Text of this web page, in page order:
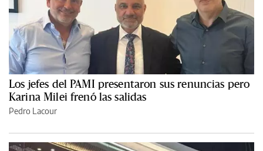
Los jefes del PAMI presentaron sus renuncias pero
Karina Milei frenó las salidas
Pedro Lacour